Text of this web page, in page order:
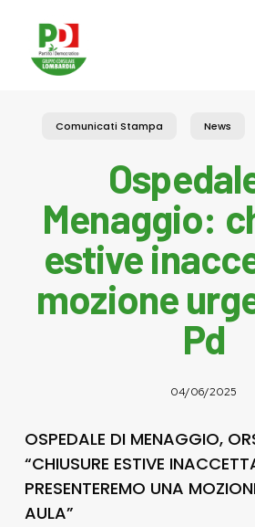
content
Comunicati Stampa News
Menaggio:
estive
mozione
Pd
04/06/2025
OSPEDALE DI MENAGGIO,
“CHIUSURE ESTIVE
PRESENTEREMO UNA
AULA”